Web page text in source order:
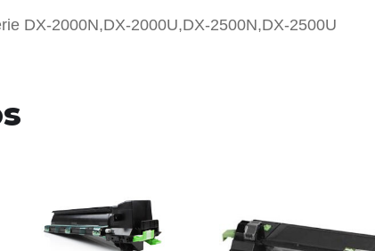
DX-2000N,DX-2000U,DX-2500N,DX-2500U